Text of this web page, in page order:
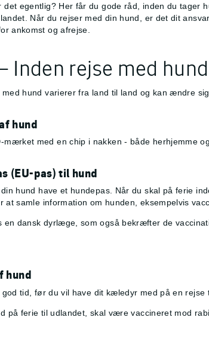
det egentlig? Her får du gode råd, inden du tager
Når du rejser med din hund, er det dit
ankomst og afrejse.
Inden rejse med
hund varierer fra land til land og kan ændre
hund
mærket med en chip i nakken - både herhjemme
(EU-pas) til hund
hund have et hundepas. Når du skal på ferie
at samle information om hunden, eksempelvis
en dansk dyrlæge, som også bekræfter de
hund
tid, før du vil have dit kæledyr med på en
på ferie til udlandet, skal være vaccineret mod